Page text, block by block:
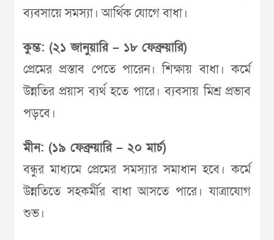
ব্যবসায়ে সমস্যা। আর্থিক যোগে বাধা।
কুম্ভ: (২১ জানুয়ারি – ১৮ ফেব্রুয়ারি)
প্রেমের প্রস্তাব পেতে পারেন। শিক্ষায় বাধা। কর্মে
উন্নতির প্রয়াস ব্যর্থ হতে পারে। ব্যবসায় মিশ্র প্রভাব
পড়বে।
মীন: (১৯ ফেব্রুয়ারি – ২০ মার্চ)
বন্ধুর মাধ্যমে প্রেমের সমস্যার সমাধান হবে। কর্মে
উন্নতিতে সহকর্মীর বাধা আসতে পারে। যাত্রাযোগ
শুভ।